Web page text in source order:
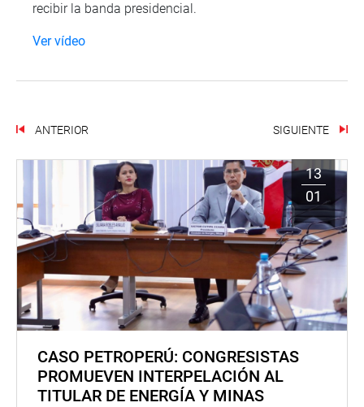
recibir la banda presidencial.
Ver vídeo
ANTERIOR SIGUIENTE
13
01
CASO PETROPERÚ: CONGRESISTAS
PROMUEVEN INTERPELACIÓN AL
TITULAR DE ENERGÍA Y MINAS